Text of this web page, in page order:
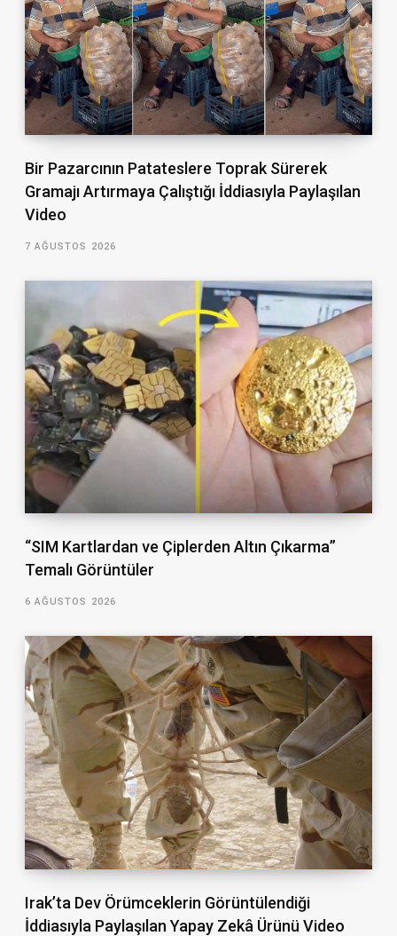
Bir Pazarcının Patateslere Toprak Sürerek
Gramajı Artırmaya Çalıştığı İddiasıyla Paylaşılan
Video
7 AĞUSTOS 2026
“SIM Kartlardan ve Çiplerden Altın Çıkarma”
Temalı Görüntüler
6 AĞUSTOS 2026
Irak’ta Dev Örümceklerin Görüntülendiği
İddiasıyla Paylaşılan Yapay Zekâ Ürünü Video